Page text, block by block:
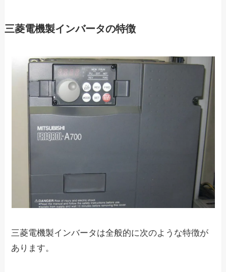
三菱電機製インバータの特徴
三菱電機製インバータは全般的に次のような特徴が
あります。